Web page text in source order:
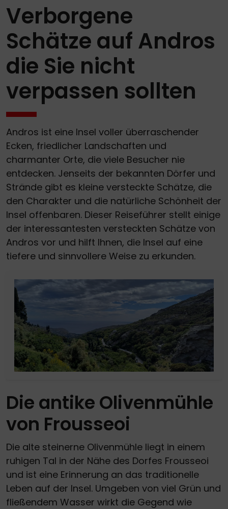
Verborgene
Schätze auf Andros
die Sie nicht
verpassen sollten
Andros ist eine Insel voller überraschender
Ecken, friedlicher Landschaften und
charmanter Orte, die viele Besucher nie
entdecken. Jenseits der bekannten Dörfer und
Strände gibt es kleine versteckte Schätze, die
den Charakter und die natürliche Schönheit der
Insel offenbaren. Dieser Reiseführer stellt einige
der interessantesten versteckten Schätze von
Andros vor und hilft Ihnen, die Insel auf eine
tiefere und sinnvollere Weise zu erkunden.
Die antike Olivenmühle
von Frousseoi
Die alte steinerne Olivenmühle liegt in einem
ruhigen Tal in der Nähe des Dorfes Frousseoi
und ist eine Erinnerung an das traditionelle
Leben auf der Insel. Umgeben von viel Grün und
fließendem Wasser wirkt die Gegend wie